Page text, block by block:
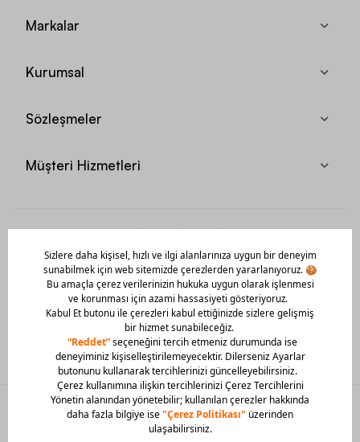
Markalar
Kurumsal
Sözleşmeler
Müşteri Hizmetleri
Mobil Uygulamamızı Hemen İndir!